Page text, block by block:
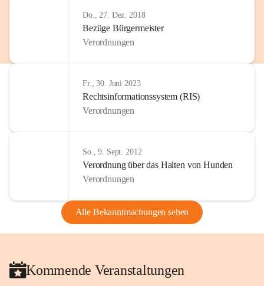
Do., 27. Dez. 2018
Bezüge Bürgermeister
Verordnungen
Fr., 30. Juni 2023
Rechtsinformationssystem (RIS)
Verordnungen
So., 9. Sept. 2012
Verordnung über das Halten von Hunden
Verordnungen
Alle Bekanntmachungen sehen
Kommende Veranstaltungen